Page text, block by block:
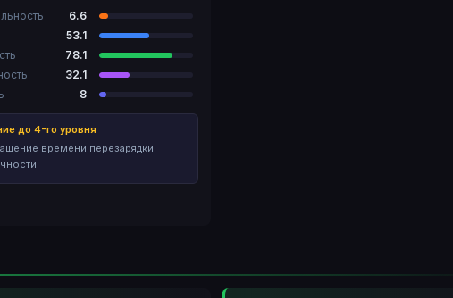
6.6
53.1
78.1
32.1
8
до 4-го уровня
времени перезарядки